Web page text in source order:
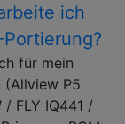
ich
für mein
(Allview P5
FLY IQ441 /